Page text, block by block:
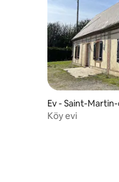
Ev - Saint-
Köy evi